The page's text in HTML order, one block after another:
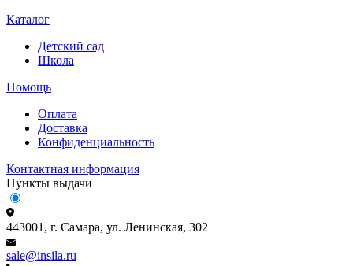
Каталог
Детский сад
Школа
Помощь
Оплата
Доставка
Конфиденциальность
Контактная информация
Пункты выдачи
443001, г. Самара, ул. Ленинская, 302
sale@insila.ru